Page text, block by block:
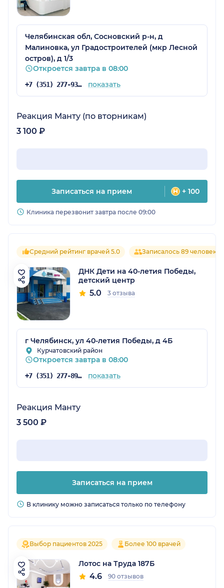
Челябинская обл, Сосновский р-н, д
Малиновка, ул Градостроителей (мкр Лесной
остров), д 1/3
Откроется завтра в 08:00
+7 (351) 277-93-31 показать
Реакция Манту (по вторникам)
3 100 ₽
Записаться на прием + 100
Клиника перезвонит завтра после 09:00
Средний рейтинг врачей 5.0 Записалось 89 человек
ДНК Дети на 40-летия Победы,
детский центр
5.0 3 отзыва
г Челябинск, ул 40-летия Победы, д 4Б
Курчатовский район
Откроется завтра в 08:00
+7 (351) 277-89-46 показать
Реакция Манту
3 500 ₽
Записаться на прием
В клинику можно записаться только по телефону
Выбор пациентов 2025 Более 100 врачей
Лотос на Труда 187Б
4.6 90 отзывов